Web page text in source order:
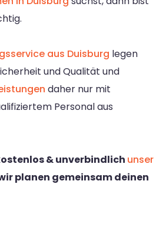
aus Duisburg legen
und Qualität und
daher nur mit
Personal aus
& unverbindlich unser
planen gemeinsam deinen